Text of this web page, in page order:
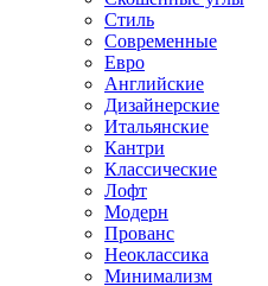
Стиль
Современные
Евро
Английские
Дизайнерские
Итальянские
Кантри
Классические
Лофт
Модерн
Прованс
Неоклассика
Минимализм